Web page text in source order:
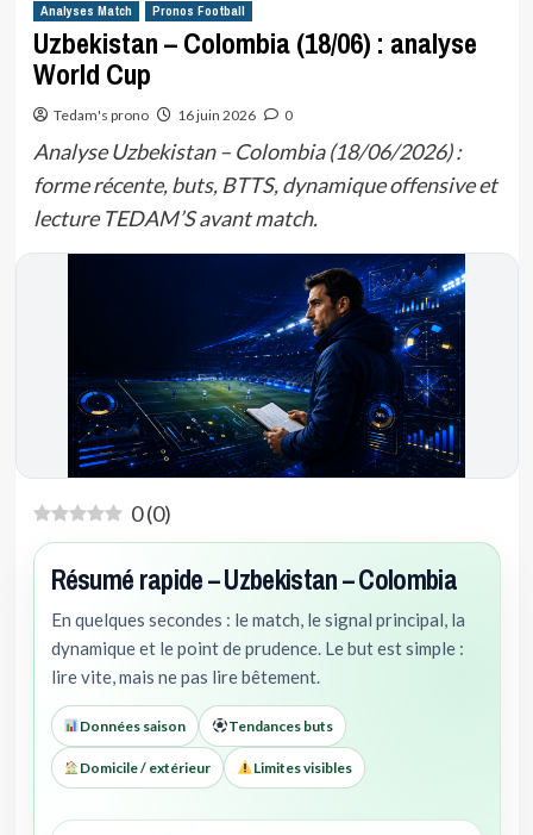
Analyses Match Pronos Football
Uzbekistan – Colombia (18/06) : analyse
World Cup
Tedam's prono 16 juin 2026 0
Analyse Uzbekistan – Colombia (18/06/2026) :
forme récente, buts, BTTS, dynamique offensive et
lecture TEDAM’S avant match.
0(0)
Résumé rapide – Uzbekistan – Colombia
En quelques secondes : le match, le signal principal, la
dynamique et le point de prudence. Le but est simple :
lire vite, mais ne pas lire bêtement.
Données saison Tendances buts
Domicile / extérieur Limites visibles